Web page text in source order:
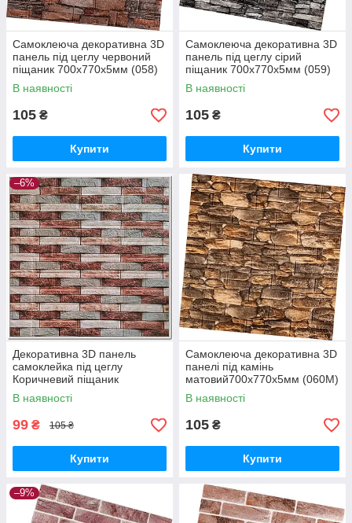
Самоклеюча декоративна 3D
панель під цеглу червоний
піщаник 700х770х5мм (058)
SW-00000177
В наявності
105 ₴
Купити
Самоклеюча декоративна 3D
панель під цеглу сірий
піщаник 700х770х5мм (059)
SW-00000178
В наявності
105 ₴
Купити
–6%
Декоративна 3D панель
самоклейка під цеглу
Коричневий піщаник
700х770х4мм (340) SW-
00000531
В наявності
99 ₴ 105 ₴
Купити
Самоклеюча декоративна 3D
панелі під камінь
матовий700х770х5мм (060M)
SW-00000635
В наявності
105 ₴
Купити
–9%